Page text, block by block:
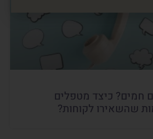
חמים? כיצד מטפלים
שהשאירו לקוחות?